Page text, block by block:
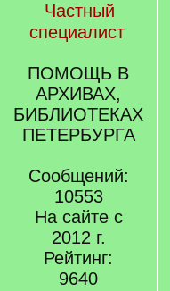
Частный
специалист
ПОМОЩЬ В
АРХИВАХ,
БИБЛИОТЕКАХ
ПЕТЕРБУРГА
Сообщений:
10553
На сайте с
2012 г.
Рейтинг:
9640